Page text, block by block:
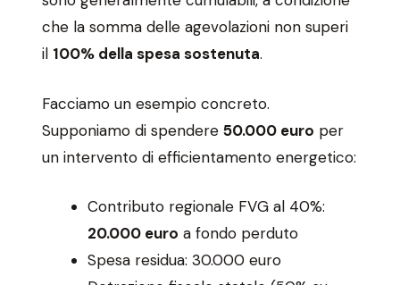
che la somma delle agevolazioni non superi
il 100% della spesa sostenuta.
Facciamo un esempio concreto.
Supponiamo di spendere 50.000 euro per
un intervento di efficientamento energetico:
Contributo regionale FVG al 40%:
20.000 euro a fondo perduto
Spesa residua: 30.000 euro